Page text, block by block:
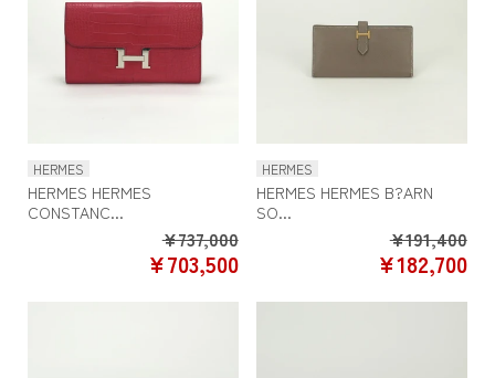
HERMES
HERMES HERMES
CONSTANC...
Regular
price
¥737,000
SALE
¥703,500
HERMES
HERMES HERMES B?ARN
SO...
¥191,400
¥182,700